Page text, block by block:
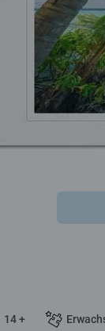
14 +